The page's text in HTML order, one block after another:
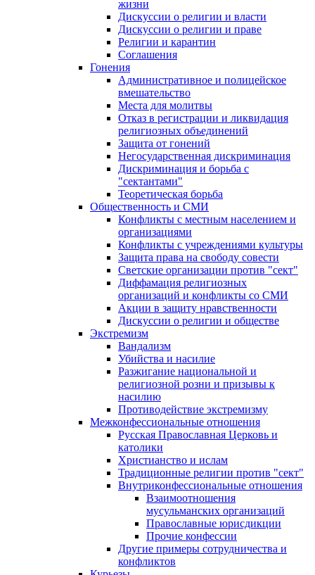
жизни
Дискуссии о религии и власти
Дискуссии о религии и праве
Религии и карантин
Соглашения
Гонения
Административное и полицейское
вмешательство
Места для молитвы
Отказ в регистрации и ликвидация
религиозных объединений
Защита от гонений
Негосударственная дискриминация
Дискриминация и борьба с
"сектантами"
Теоретическая борьба
Общественность и СМИ
Конфликты с местным населением и
организациями
Конфликты с учреждениями культуры
Защита права на свободу совести
Светские организации против "сект"
Диффамация религиозных
организаций и конфликты со СМИ
Акции в защиту нравственности
Дискуссии о религии и обществе
Экстремизм
Вандализм
Убийства и насилие
Разжигание национальной и
религиозной розни и призывы к
насилию
Противодействие экстремизму
Межконфессиональные отношения
Русская Православная Церковь и
католики
Христианство и ислам
Традиционные религии против "сект"
Внутриконфессиональные отношения
Взаимоотношения
мусульманских организаций
Православные юрисдикции
Прочие конфессии
Другие примеры сотрудничества и
конфликтов